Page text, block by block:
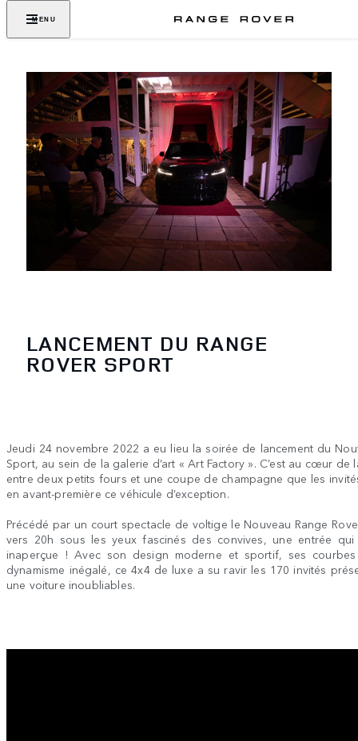
MENU
LANCEMENT DU RANGE
ROVER SPORT
Jeudi 24 novembre 2022 a eu lieu la soirée de lancement du
Sport, au sein de la galerie d’art « Art Factory ». C’est au cœur de
entre deux petits fours et une coupe de champagne que les
en avant-première ce véhicule d’exception.
Précédé par un court spectacle de voltige le Nouveau Range
vers 20h sous les yeux fascinés des convives, une entrée qui
inaperçue ! Avec son design moderne et sportif, ses
dynamisme inégalé, ce 4x4 de luxe a su ravir les 170 invités
une voiture inoubliables.